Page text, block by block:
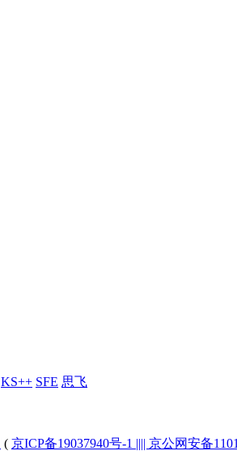
KS++ SFE 思飞
( 京ICP备19037940号-1 |||| 京公网安备